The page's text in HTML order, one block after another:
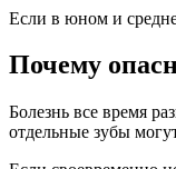
Если в юном и
Почему
Болезнь все время
отдельные зубы